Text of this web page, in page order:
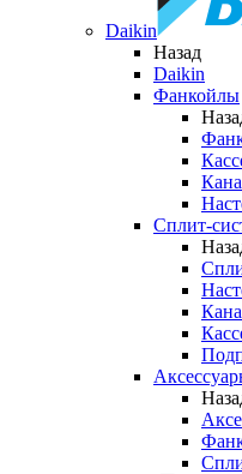
Daikin
Назад
Daikin
Фанкойлы
Сплит-